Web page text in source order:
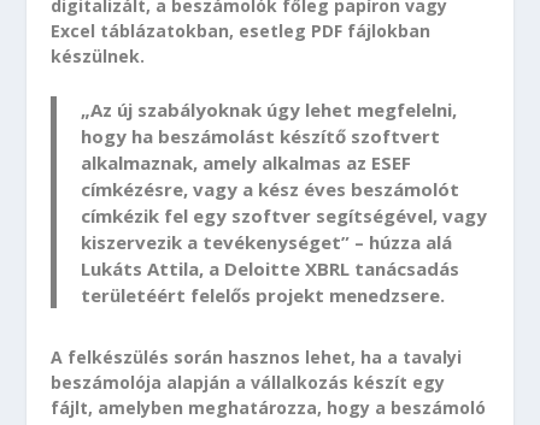
digitalizált, a beszámolók főleg papíron vagy
Excel táblázatokban, esetleg PDF fájlokban
készülnek.
„Az új szabályoknak úgy lehet megfelelni,
hogy ha beszámolást készítő szoftvert
alkalmaznak, amely alkalmas az ESEF
címkézésre, vagy a kész éves beszámolót
címkézik fel egy szoftver segítségével, vagy
kiszervezik a tevékenységet” – húzza alá
Lukáts Attila, a Deloitte XBRL tanácsadás
területéért felelős projekt menedzsere.
A felkészülés során hasznos lehet, ha a tavalyi
beszámolója alapján a vállalkozás készít egy
fájlt, amelyben meghatározza, hogy a beszámoló